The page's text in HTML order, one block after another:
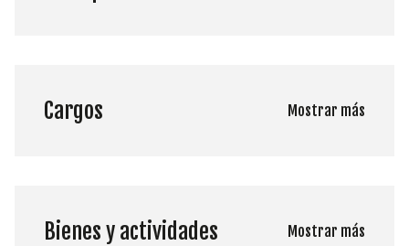
Cargos Mostrar más
Bienes y actividades Mostrar más